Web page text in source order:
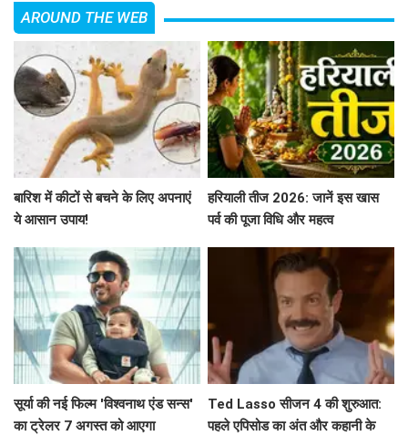
AROUND THE WEB
बारिश में कीटों से बचने के लिए अपनाएं
ये आसान उपाय!
हरियाली तीज 2026: जानें इस खास
पर्व की पूजा विधि और महत्व
सूर्या की नई फिल्म 'विश्वनाथ एंड सन्स'
का ट्रेलर 7 अगस्त को आएगा
Ted Lasso सीजन 4 की शुरुआत:
पहले एपिसोड का अंत और कहानी के